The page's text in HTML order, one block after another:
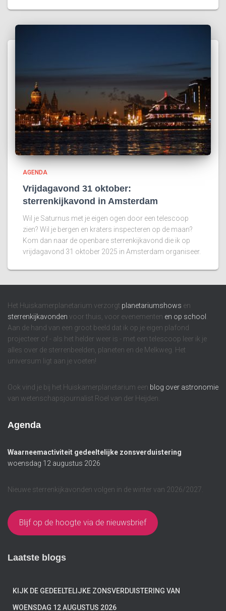
AGENDA
Vrijdagavond 31 oktober:
sterrenkijkavond in Amsterdam
Wil je Saturnus met je eigen ogen door een telescoop
zien? Wil je bergen en kraters inspecteren op de maan?
Kom dan naar de openbare sterrenkijkavond die ik op
vrijdagavond 31 oktober 2025 in Amsterdam organiseer.
Het Huiskamerplanetarium verzorgt planetariumshows en
sterrenkijkavonden voor thuis, voor evenementen en op school
Aan de hand van een groot beeld dat ik op je eigen plafond
projecteer of - als het helder weer is - met een telescoop leer ik je
alles over de sterrenbeelden, planeten en de Melkweg. Het
universum ligt aan je voeten!
Ook vind je bij het Huiskamerplanetarium een blog over astronomie
van wetenschapsjournalist Roel van der Heijden.
Agenda
Waarneemactiviteit gedeeltelijke zonsverduistering
woensdag 12 augustus 2026
Nieuwe sterrenkijkavonden volgen in de winter van 2026/2027.
Blijf op de hoogte via de nieuwsbrief
Laatste blogs
KIJK DE GEDEELTELIJKE ZONSVERDUISTERING VAN
WOENSDAG 12 AUGUSTUS 2026